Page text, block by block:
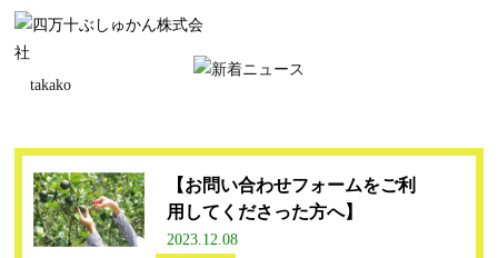
takako
【お問い合わせフォームをご利
用してくださった方へ】
2023.12.08